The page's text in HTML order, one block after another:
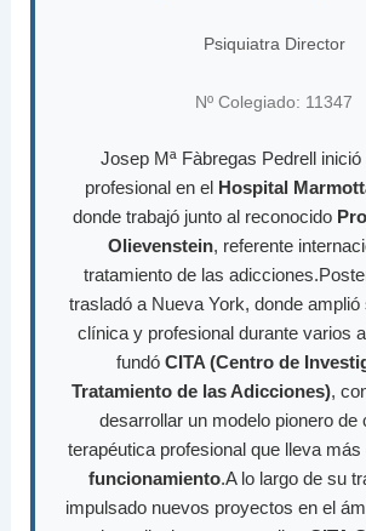
Psiquiatra Director
Nº Colegiado: 11347
Josep Mª Fàbregas Pedrell
profesional en el Hospital
donde trabajó junto al reconocido
Olievenstein, referente
tratamiento de las
trasladó a Nueva York, donde
clínica y profesional durante varios
fundó CITA (Centro de
Tratamiento de las Adicciones),
desarrollar un modelo pionero de
terapéutica profesional que lleva más
funcionamiento.A lo largo de su
impulsado nuevos proyectos en el